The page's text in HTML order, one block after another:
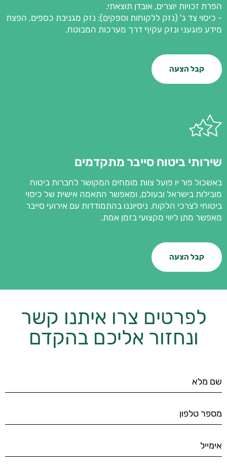
הפרת זכויות יוצרים, אובדן תוצאתי.
- כיסוי צד ג' (נזק ללקוחות וספקים): נזק מגניבת כספים, הפצת
מידע פוגעני ונזק עקיף דרך מערכות המבוטח.
קבל הצעה
שירותי ביטוח סייבר מתקדמים
באשכול פור יו פועל צוות מומחים המקושר לחברות ביטוח
מובילות בישראל ובעולם, ומאפשר התאמה אישית של כיסוי
ביטוחי לצרכי הלקוח. ניסיוננו בהתמודדות עם אירועי סייבר
מאפשר מתן ליווי מקצועי בזמן אמת.
קבל הצעה
לפרטים צרו איתנו קשר
ונחזור אליכם בהקדם